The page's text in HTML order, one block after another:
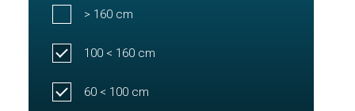
> 160 cm
100 < 160 cm
60 < 100 cm